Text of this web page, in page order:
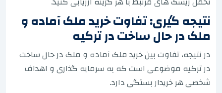
نتیجه گیری: تفاوت خرید ملک آماده و
ملک در حال ساخت در ترکیه
در نتیجه، تفاوت بین خرید ملک آماده و ملک در حال ساخت
در ترکیه موضوعی است که به سرمایه گذاری و اهداف
شخصی هر خریدار بستگی دارد.